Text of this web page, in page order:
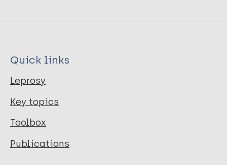
Quick links
Leprosy
Key topics
Toolbox
Publications